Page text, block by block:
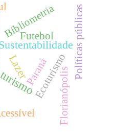
turismo
Lazer Ecoturismo
Florianópolis
Políticas públicas
Paraná
Bibliometria
Futebol